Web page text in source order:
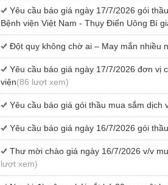
Yêu cầu báo giá ngày 17/7/2026 gói
Bệnh viện Việt Nam - Thụy Điển Uông Bí
Đột quỵ không chờ ai – May mắn nhiều
Yêu cầu báo giá ngày 17/7/2026 đơn vị
viện(86 lượt xem)
Yêu cầu báo giá gói thầu mua sắm
Yêu cầu báo giá ngày 16/7/2026 gói
Thư mời chào giá ngày 16/7/2026 v/v
lượt xem)